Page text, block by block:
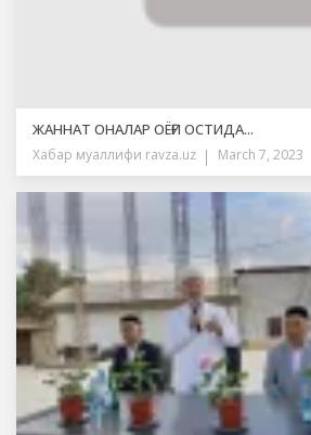
ЖАННАТ ОНАЛАР ОЁҒИ ОСТИДА...
Хабар муаллифи ravza.uz March 7, 2023